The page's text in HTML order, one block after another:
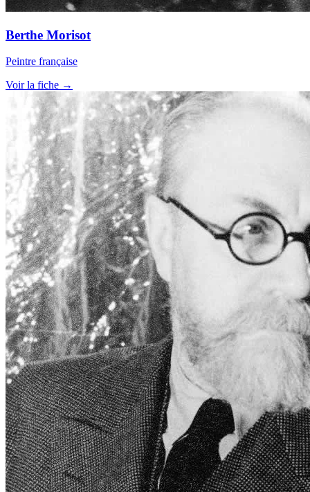
Berthe Morisot
Peintre française
Voir la fiche →